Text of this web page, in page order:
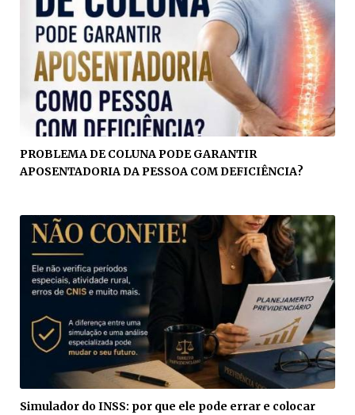
PROBLEMA DE COLUNA PODE GARANTIR
APOSENTADORIA DA PESSOA COM DEFICIÊNCIA?
Simulador do INSS: por que ele pode errar e colocar